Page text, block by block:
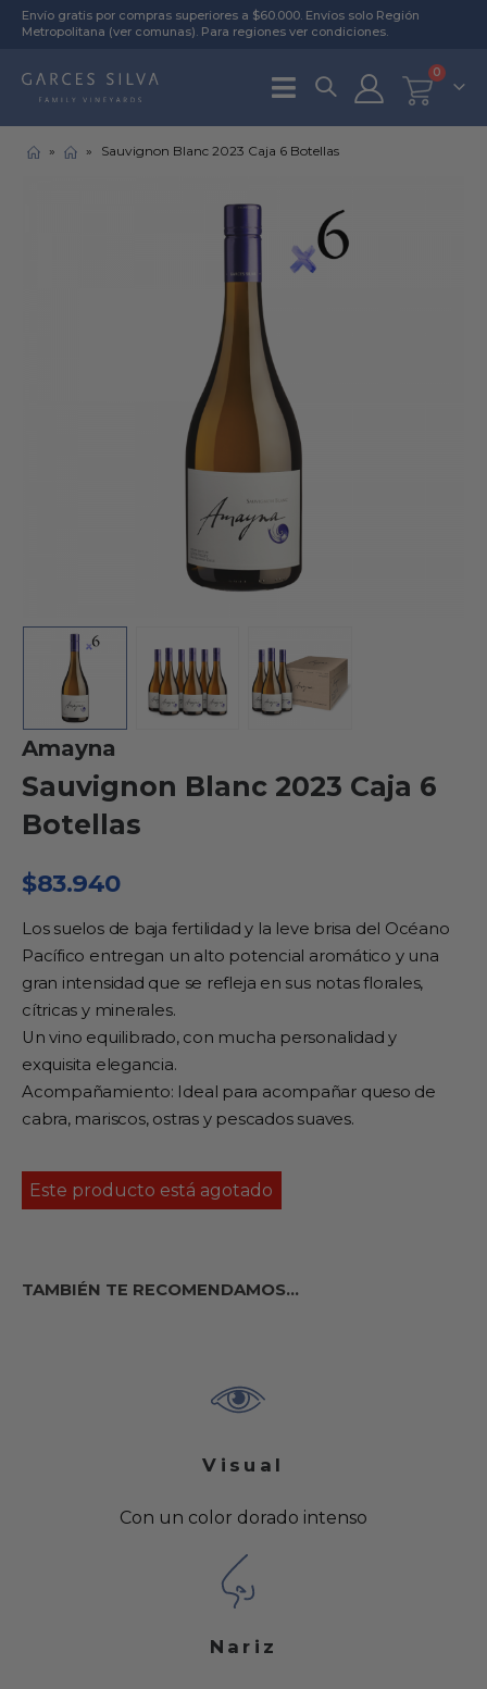
Envío gratis por compras superiores a $60.000. Envíos solo Región
Metropolitana (ver comunas). Para regiones ver condiciones.
0
» » Sauvignon Blanc 2023 Caja 6 Botellas
Amayna
Sauvignon Blanc 2023 Caja 6
Botellas
$83.940
Los suelos de baja fertilidad y la leve brisa del Océano
Pacífico entregan un alto potencial aromático y una
gran intensidad que se refleja en sus notas florales,
cítricas y minerales.
Un vino equilibrado, con mucha personalidad y
exquisita elegancia.
Acompañamiento: Ideal para acompañar queso de
cabra, mariscos, ostras y pescados suaves.
Este producto está agotado
TAMBIÉN TE RECOMENDAMOS…
Visual
Con un color dorado intenso
Nariz